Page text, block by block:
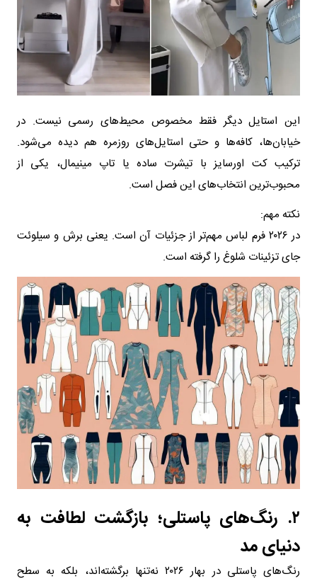
این استایل دیگر فقط مخصوص محیط‌های رسمی نیست. در
خیابان‌ها، کافه‌ها و حتی استایل‌های روزمره هم دیده می‌شود.
ترکیب کت اورسایز با تیشرت ساده یا تاپ مینیمال، یکی از
محبوب‌ترین انتخاب‌های این فصل است.
نکته مهم:
در ۲۰۲۶ فرم لباس مهم‌تر از جزئیات آن است. یعنی برش و سیلوئت
جای تزئینات شلوغ را گرفته است.
۲. رنگ‌های پاستلی؛ بازگشت لطافت به
دنیای مد
رنگ‌های پاستلی در بهار ۲۰۲۶ نه‌تنها برگشته‌اند، بلکه به سطح